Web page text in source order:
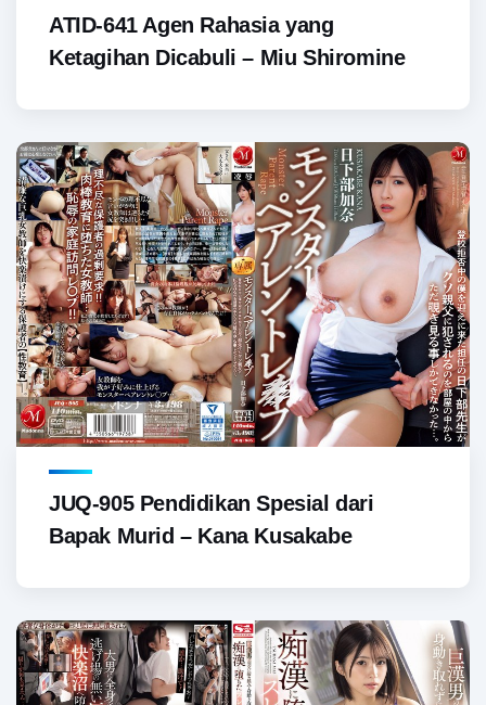
ATID-641 Agen Rahasia yang
Ketagihan Dicabuli – Miu Shiromine
JUQ-905 Pendidikan Spesial dari
Bapak Murid – Kana Kusakabe